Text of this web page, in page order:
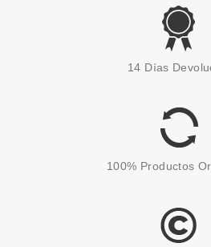
14 Días
100% Productos